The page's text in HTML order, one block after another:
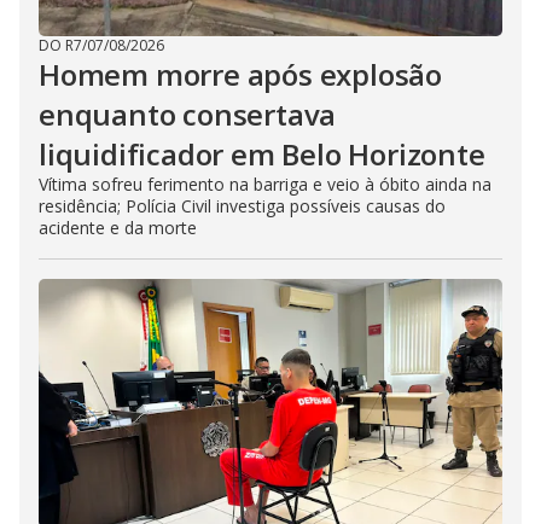
DO R7/07/08/2026
Homem morre após explosão
enquanto consertava
liquidificador em Belo Horizonte
Vítima sofreu ferimento na barriga e veio à óbito ainda na
residência; Polícia Civil investiga possíveis causas do
acidente e da morte